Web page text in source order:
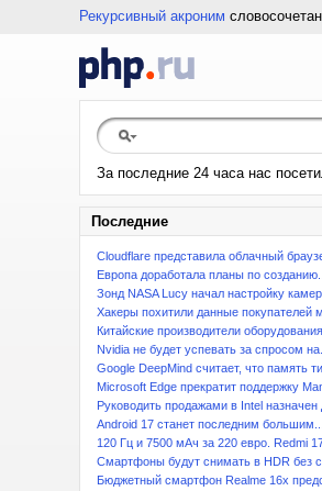
Рекурсивный акроним
За последние 24 часа нас
Последние
Cloudflare представила облачный
Европа доработала планы по созданию...
Зонд NASA Lucy начал настройку камер
Хакеры похитили данные покупателей
Китайские производители оборудования
Nvidia не будет успевать за спросом на...
Google DeepMind считает, что память
Microsoft Edge прекратит поддержку
Руководить продажами в Intel назначен
Android 17 станет последним большим...
120 Гц и 7500 мАч за 220 евро. Redmi
Смартфоны будут снимать в HDR без
Бюджетный смартфон Realme 16x